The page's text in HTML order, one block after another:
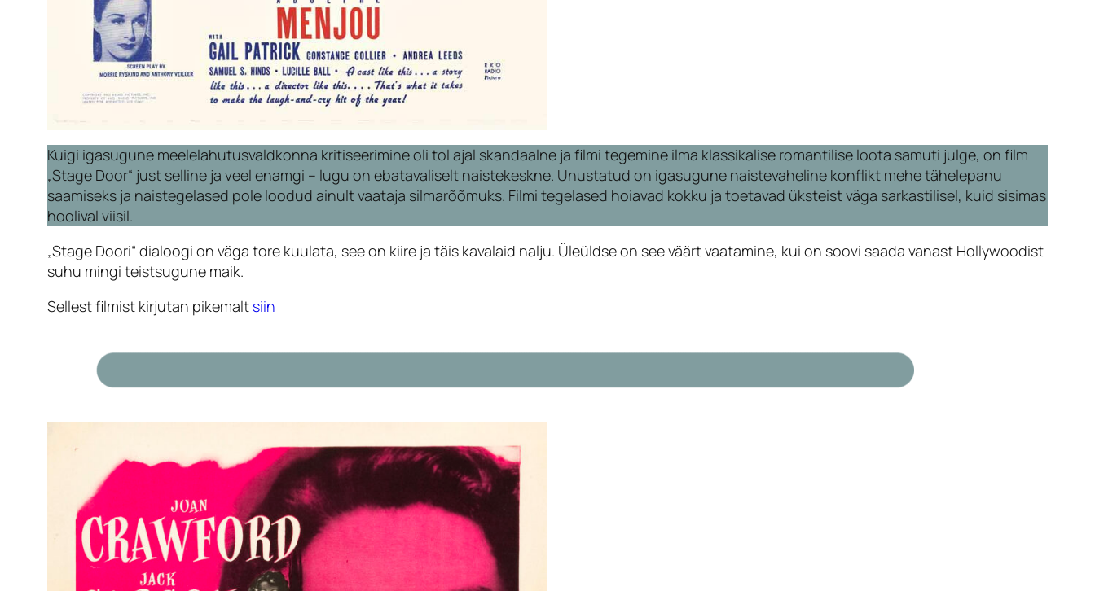
Kuigi igasugune meelelahutusvaldkonna kritiseerimine oli tol ajal skandaalne ja filmi tegemine ilma klassikalise romantilise loota samuti julge, on film
„Stage Door“ just selline ja veel enamgi – lugu on ebatavaliselt naistekeskne. Unustatud on igasugune naistevaheline konflikt mehe tähelepanu
saamiseks ja naistegelased pole loodud ainult vaataja silmarõõmuks. Filmi tegelased hoiavad kokku ja toetavad üksteist väga sarkastilisel, kuid sisimas
hoolival viisil.
„Stage Doori“ dialoogi on väga tore kuulata, see on kiire ja täis kavalaid nalju. Üleüldse on see väärt vaatamine, kui on soovi saada vanast Hollywoodist
suhu mingi teistsugune maik.
Sellest filmist kirjutan pikemalt siin